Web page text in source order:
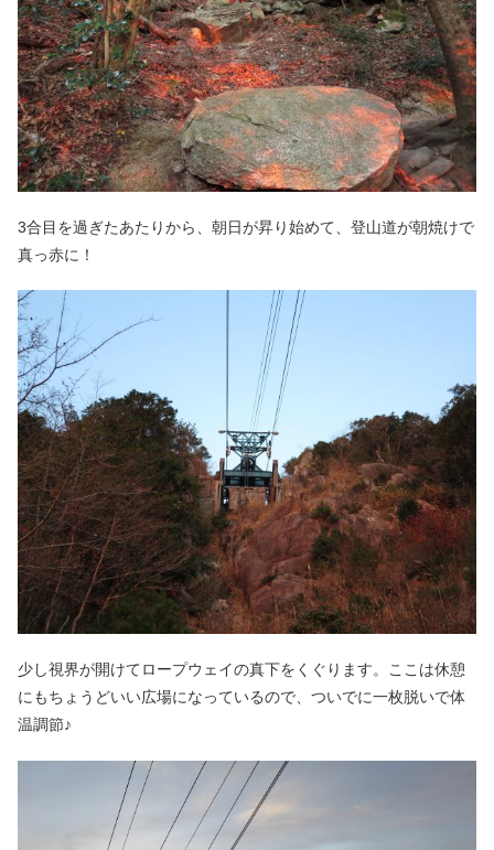
3合目を過ぎたあたりから、朝日が昇り始めて、登山道が朝焼けで
真っ赤に！
少し視界が開けてロープウェイの真下をくぐります。ここは休憩
にもちょうどいい広場になっているので、ついでに一枚脱いで体
温調節♪